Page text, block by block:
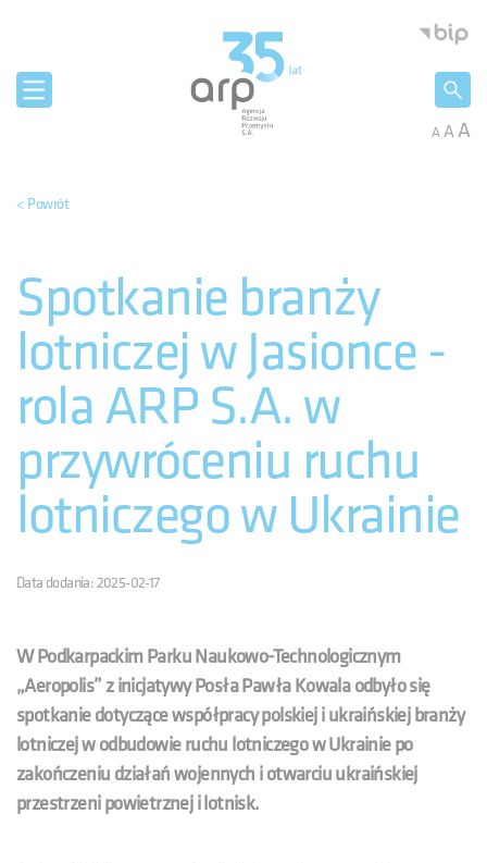
AAA
< Powrót
Spotkanie branży
lotniczej w Jasionce -
rola ARP S.A. w
przywróceniu ruchu
lotniczego w Ukrainie
Data dodania: 2025-02-17
W Podkarpackim Parku Naukowo-Technologicznym
„Aeropolis” z inicjatywy Posła Pawła Kowala odbyło się
spotkanie dotyczące współpracy polskiej i ukraińskiej branży
lotniczej w odbudowie ruchu lotniczego w Ukrainie po
zakończeniu działań wojennych i otwarciu ukraińskiej
przestrzeni powietrznej i lotnisk.